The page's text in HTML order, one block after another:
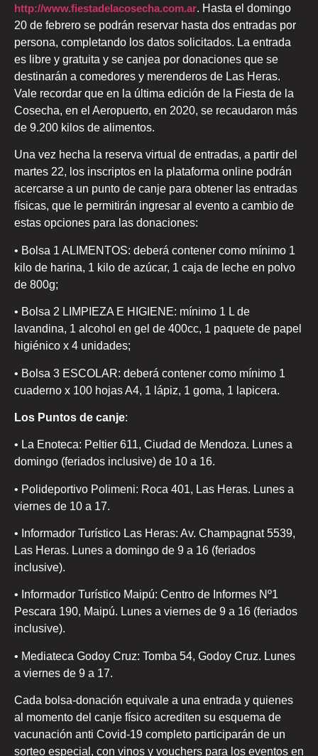
http://www.fiestadelacosecha.com.ar. Hasta el domingo
20 de febrero se podrán reservar hasta dos entradas por
persona, completando los datos solicitados. La entrada
es libre y gratuita y se canjea por donaciones que se
destinarán a comedores y merenderos de Las Heras.
Vale recordar que en la última edición de la Fiesta de la
Cosecha, en el Aeropuerto, en 2020, se recaudaron más
de 9.200 kilos de alimentos.
Una vez hecha la reserva virtual de entradas, a partir del
martes 22, los inscriptos en la plataforma online podrán
acercarse a un punto de canje para obtener las entradas
físicas, que le permitirán ingresar al evento a cambio de
estas opciones para las donaciones:
• Bolsa 1 ALIMENTOS: deberá contener como mínimo 1
kilo de harina, 1 kilo de azúcar, 1 caja de leche en polvo
de 800g;
• Bolsa 2 LIMPIEZA E HIGIENE: mínimo 1 L de
lavandina, 1 alcohol en gel de 400cc, 1 paquete de papel
higiénico x 4 unidades;
• Bolsa 3 ESCOLAR: deberá contener como mínimo 1
cuaderno x 100 hojas A4, 1 lápiz, 1 goma, 1 lapicera.
Los Puntos de canje:
• La Enoteca: Peltier 611, Ciudad de Mendoza. Lunes a
domingo (feriados inclusive) de 10 a 16.
• Polideportivo Polimeni: Roca 401, Las Heras. Lunes a
viernes de 10 a 17.
• Informador Turístico Las Heras: Av. Champagnat 5539,
Las Heras. Lunes a domingo de 9 a 16 (feriados
inclusive).
• Informador Turístico Maipú: Centro de Informes Nº1
Pescara 190, Maipú. Lunes a viernes de 9 a 16 (feriados
inclusive).
• Mediateca Godoy Cruz: Tomba 54, Godoy Cruz. Lunes
a viernes de 9 a 17.
Cada bolsa-donación equivale a una entrada y quienes
al momento del canje físico acrediten su esquema de
vacunación anti Covid-19 completo participarán de un
sorteo especial, con vinos y vouchers para los eventos en